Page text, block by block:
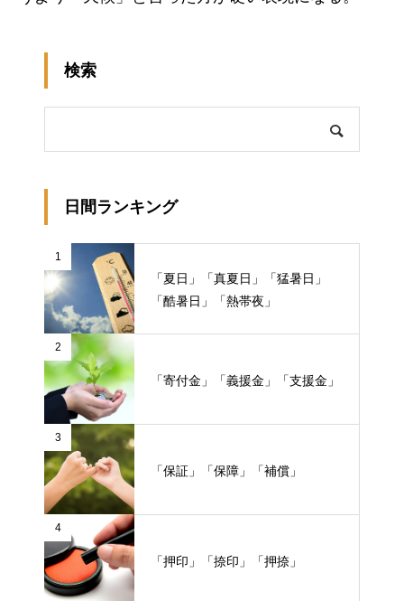
検索
日間ランキング
1
「夏日」「真夏日」「猛暑日」
「酷暑日」「熱帯夜」
2
「寄付金」「義援金」「支援金」
3
「保証」「保障」「補償」
4
「押印」「捺印」「押捺」